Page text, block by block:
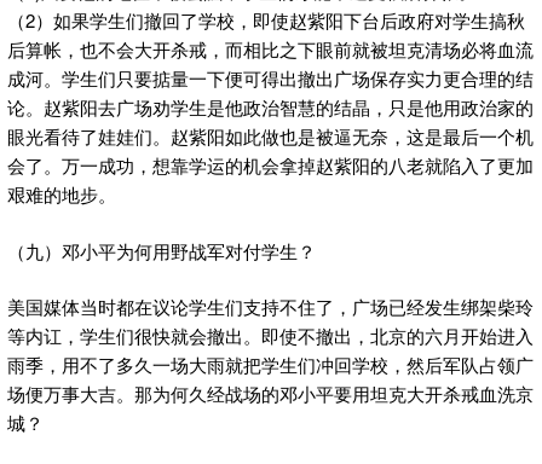
（2）如果学生们撤回了学校，即使赵紫阳下台后政府对学生搞秋
后算帐，也不会大开杀戒，而相比之下眼前就被坦克清场必将血流
成河。学生们只要掂量一下便可得出撤出广场保存实力更合理的结
论。赵紫阳去广场劝学生是他政治智慧的结晶，只是他用政治家的
眼光看待了娃娃们。赵紫阳如此做也是被逼无奈，这是最后一个机
会了。万一成功，想靠学运的机会拿掉赵紫阳的八老就陷入了更加
艰难的地步。
（九）邓小平为何用野战军对付学生？
美国媒体当时都在议论学生们支持不住了，广场已经发生绑架柴玲
等内讧，学生们很快就会撤出。即使不撤出，北京的六月开始进入
雨季，用不了多久一场大雨就把学生们冲回学校，然后军队占领广
场便万事大吉。那为何久经战场的邓小平要用坦克大开杀戒血洗京
城？